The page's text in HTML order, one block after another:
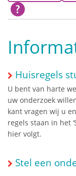
Huisregels
U bent van harte
uw onderzoek
kant vragen wij u
regels staan in het
hier volgt.
Stel een